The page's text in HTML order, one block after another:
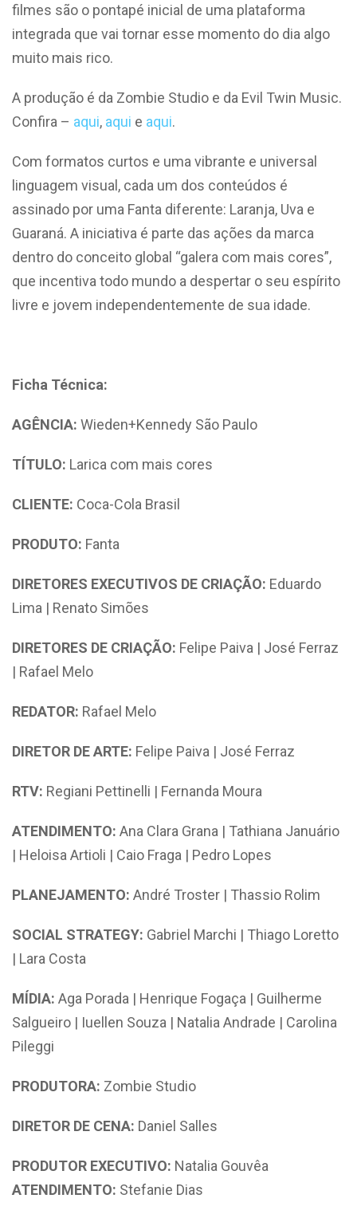
filmes são o pontapé inicial de uma plataforma
integrada que vai tornar esse momento do dia algo
muito mais rico.
A produção é da Zombie Studio e da Evil Twin Music.
Confira – aqui, aqui e aqui.
Com formatos curtos e uma vibrante e universal
linguagem visual, cada um dos conteúdos é
assinado por uma Fanta diferente: Laranja, Uva e
Guaraná. A iniciativa é parte das ações da marca
dentro do conceito global “galera com mais cores”,
que incentiva todo mundo a despertar o seu espírito
livre e jovem independentemente de sua idade.
Ficha Técnica:
AGÊNCIA: Wieden+Kennedy São Paulo
TÍTULO: Larica com mais cores
CLIENTE: Coca-Cola Brasil
PRODUTO: Fanta
DIRETORES EXECUTIVOS DE CRIAÇÃO: Eduardo
Lima | Renato Simões
DIRETORES DE CRIAÇÃO: Felipe Paiva | José Ferraz
| Rafael Melo
REDATOR: Rafael Melo
DIRETOR DE ARTE: Felipe Paiva | José Ferraz
RTV: Regiani Pettinelli | Fernanda Moura
ATENDIMENTO: Ana Clara Grana | Tathiana Januário
| Heloisa Artioli | Caio Fraga | Pedro Lopes
PLANEJAMENTO: André Troster | Thassio Rolim
SOCIAL STRATEGY: Gabriel Marchi | Thiago Loretto
| Lara Costa
MÍDIA: Aga Porada | Henrique Fogaça | Guilherme
Salgueiro | Iuellen Souza | Natalia Andrade | Carolina
Pileggi
PRODUTORA: Zombie Studio
DIRETOR DE CENA: Daniel Salles
PRODUTOR EXECUTIVO: Natalia Gouvêa
ATENDIMENTO: Stefanie Dias